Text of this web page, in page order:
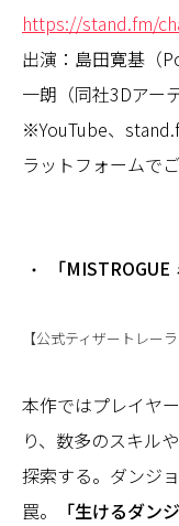
https://stand.fm/
出演：島田寛基（
一朗（同社3Dアー
※YouTube、
ラットフォームで
「
【公式ティザートレーラ
本作ではプレイヤ
り、数多のスキル
探索する。ダンジ
罠。
「生けるダン